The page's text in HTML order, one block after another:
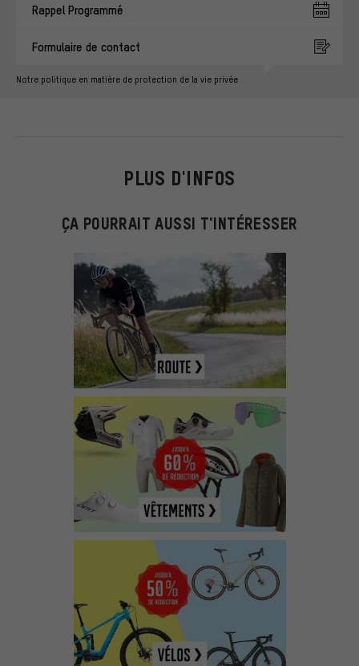
Rappel Programmé
Formulaire de contact
Notre politique en matière de protection de la vie privée
PLUS D'INFOS
ÇA POURRAIT AUSSI T'INTÉRESSER